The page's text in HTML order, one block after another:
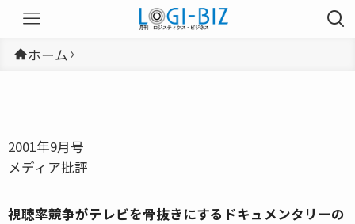
ホーム
2001年9月号
メディア批評
視聴率競争がテレビを骨抜きにするドキュメンタリーの